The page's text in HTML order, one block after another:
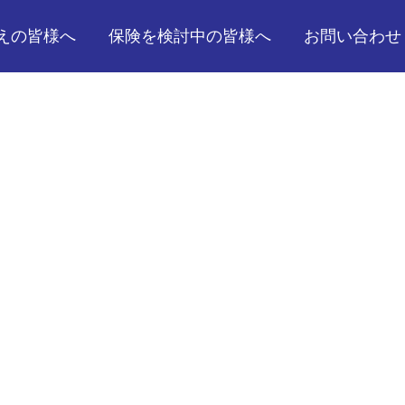
の皆様へ 保険を検討中の皆様へ お問い合わせ